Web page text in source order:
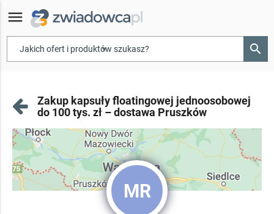
menu
▾ search
Zakup kapsuły floatingowej jednoosobowej
do 100 tys. zł – dostawa Pruszków
MR